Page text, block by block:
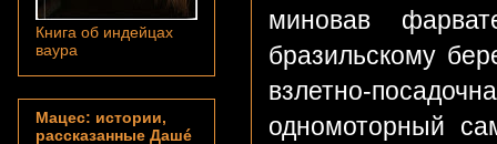
миновав
бразильскому
взлетно-
одномоторный
Книга об индейцах
ваура
Мацес: истории,
рассказанные Дашé